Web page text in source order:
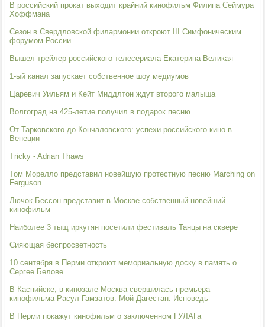
В российский прокат выходит крайний кинофильм Филипа Сеймура
Хоффмана
Сезон в Свердловской филармонии откроют III Симфоническим
форумом России
Вышел трейлер российского телесериала Екатерина Великая
1-ый канал запускает собственное шоу медиумов
Царевич Уильям и Кейт Миддлтон ждут второго малыша
Волгоград на 425-летие получил в подарок песню
От Тарковского до Кончаловского: успехи российского кино в
Венеции
Tricky - Adrian Thaws
Том Морелло представил новейшую протестную песню Marching on
Ferguson
Лючок Бессон представит в Москве собственный новейший
кинофильм
Наиболее 3 тыщ иркутян посетили фестиваль Танцы на сквере
Сияющая беспросветность
10 сентября в Перми откроют мемориальную доску в память о
Сергее Белове
В Каспийске, в кинозале Москва свершилась премьера
кинофильма Расул Гамзатов. Мой Дагестан. Исповедь
В Перми покажут кинофильм о заключенном ГУЛАГа